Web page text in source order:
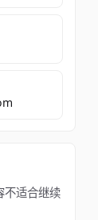
适合继续